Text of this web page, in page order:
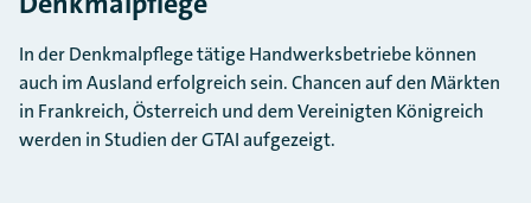
In der Denkmalpflege tätige Handwerksbetriebe können
auch im Ausland erfolgreich sein. Chancen auf den Märkten
in Frankreich, Österreich und dem Vereinigten Königreich
werden in Studien der GTAI aufgezeigt.